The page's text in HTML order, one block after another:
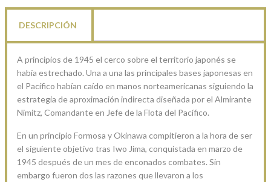
DESCRIPCIÓN
A principios de 1945 el cerco sobre el territorio japonés se
había estrechado. Una a una las principales bases japonesas en
el Pacífico habían caído en manos norteamericanas siguiendo la
estrategia de aproximación indirecta diseñada por el Almirante
Nimitz, Comandante en Jefe de la Flota del Pacífico.
En un principio Formosa y Okinawa compitieron a la hora de ser
el siguiente objetivo tras Iwo Jima, conquistada en marzo de
1945 después de un mes de enconados combates. Sin
embargo fueron dos las razones que llevaron a los